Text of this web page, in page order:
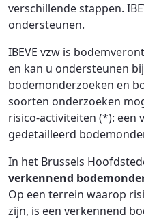
verschillende stappen.
ondersteunen.
IBEVE vzw is
en kan u ondersteunen
bodemonderzoeken en
soorten onderzoeken
risico-activiteiten (*): een
gedetailleerd
In het Brussels
verkennend
Op een terrein waarop
zijn, is een verkennend